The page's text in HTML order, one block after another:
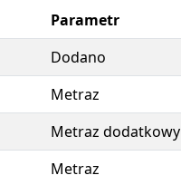
Parametr
Dodano
Metraz
Metraz dodatkowy
Metraz